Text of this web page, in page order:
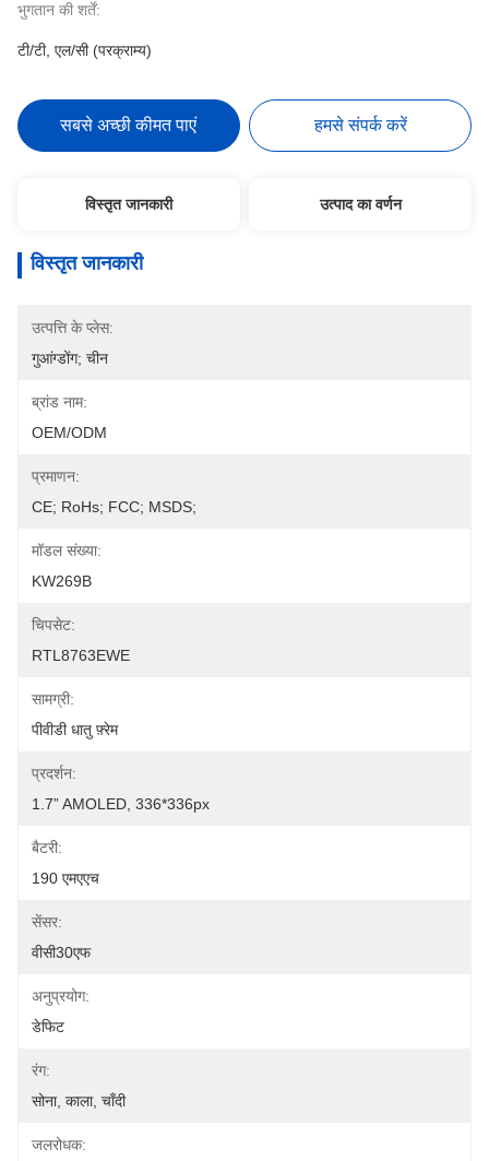
भुगतान की शर्तें:
टी/टी, एल/सी (परक्राम्य)
सबसे अच्छी कीमत पाएं हमसे संपर्क करें
विस्तृत जानकारी उत्पाद का वर्णन
विस्तृत जानकारी
उत्पत्ति के प्लेस:
गुआंग्डोंग; चीन
ब्रांड नाम:
OEM/ODM
प्रमाणन:
CE; RoHs; FCC; MSDS;
मॉडल संख्या:
KW269B
चिपसेट:
RTL8763EWE
सामग्री:
पीवीडी धातु फ़्रेम
प्रदर्शन:
1.7” AMOLED, 336*336px
बैटरी:
190 एमएएच
सेंसर:
वीसी30एफ
अनुप्रयोग:
डेफिट
रंग:
सोना, काला, चाँदी
जलरोधक: